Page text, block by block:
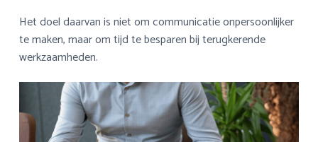
Het doel daarvan is niet om communicatie onpersoonlijker
te maken, maar om tijd te besparen bij terugkerende
werkzaamheden.